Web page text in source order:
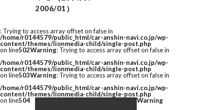
2006/01）
: Trying to access array offset on false in
/home/r0144579/public_html/car-anshin-navi.co.jp/wp-
content/themes/lionmedia-child/single-post.php
on line502Warning: Trying to access array offset on false in
/home/r0144579/public_html/car-anshin-navi.co.jp/wp-
content/themes/lionmedia-child/single-post.php
on line503Warning: Trying to access array offset on false in
/home/r0144579/public_html/car-anshin-navi.co.jp/wp-
content/themes/lionmedia-child/single-post.php
on line504 Warning